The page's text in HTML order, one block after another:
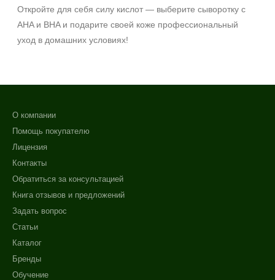
Откройте для себя силу кислот — выберите сыворотку с
AHA и BHA и подарите своей коже профессиональный
уход в домашних условиях!
О компании
Помощь покупателю
Лицензия
Контакты
Обратиться за консультацией
Книга отзывов и предложений
Задать вопрос
Статьи
Каталог
Бренды
Обучение